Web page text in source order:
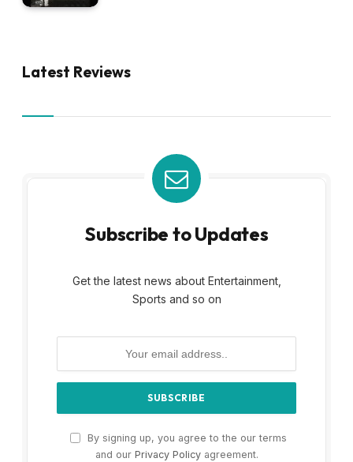
Latest Reviews
Subscribe to Updates
Get the latest news about Entertainment,
Sports and so on
By signing up, you agree to the our terms
and our Privacy Policyagreement.